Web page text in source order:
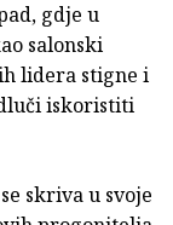
gdje u
salonski
lidera stigne i
iskoristiti
skriva u svoje